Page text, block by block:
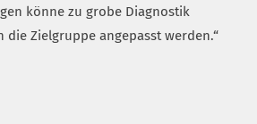
könne zu grobe Diagnostik
die Zielgruppe angepasst werden.“